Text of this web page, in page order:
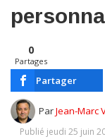
0
Partages
Partager
ParJean-Marc
Publié jeudi 25 juin